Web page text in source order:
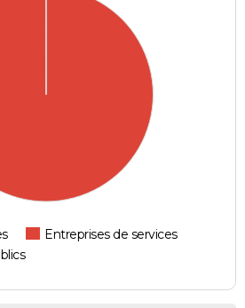
Entreprises de services